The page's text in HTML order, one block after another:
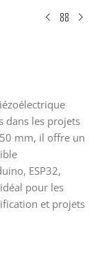
dans les projets
mm, il offre un
ESP32,
pour les
et projets